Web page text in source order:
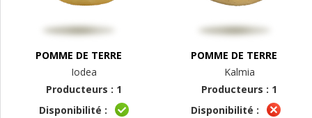
POMME DE TERRE
Iodea
Producteurs : 1
Disponibilité :
POMME DE TERRE
Kalmia
Producteurs : 1
Disponibilité :